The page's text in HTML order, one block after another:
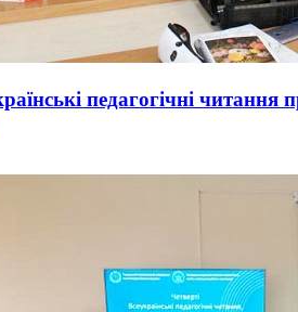
педагогічні читання